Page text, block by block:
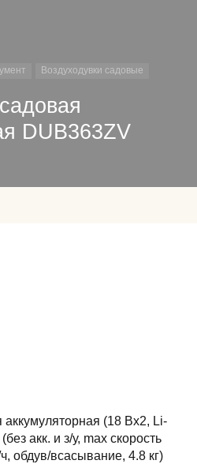
Воздуходувки садовые
DUB363ZV
аккумуляторная (18 Вх2, Li-
акк. и з/у, max скорость
обдув/всасывание, 4.8 кг)